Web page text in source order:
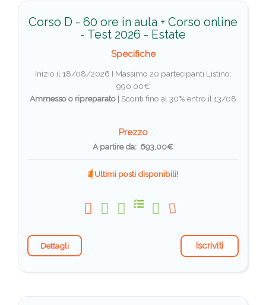
Corso D - 60 ore in aula + Corso online
- Test 2026 - Estate
Specifiche
Inizio il 18/08/2026 I Massimo 20 partecipanti Listino:
990,00€
Ammesso o ripreparato | Sconti fino al 30% entro il 13/08
Prezzo
A partire da: 693,00€
Ultimi posti disponibili!
Dettagli Iscriviti